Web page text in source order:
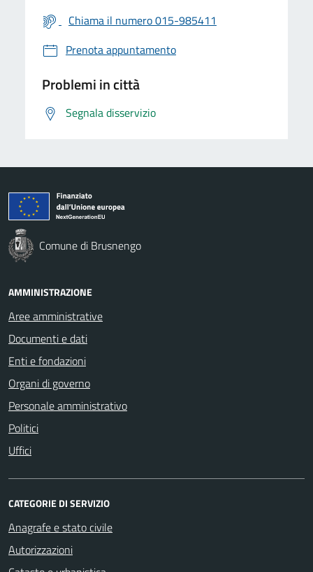
Chiama il numero 015-985411
Prenota appuntamento
Problemi in città
Segnala disservizio
Comune di Brusnengo
AMMINISTRAZIONE
Aree amministrative
Documenti e dati
Enti e fondazioni
Organi di governo
Personale amministrativo
Politici
Uffici
CATEGORIE DI SERVIZIO
Anagrafe e stato civile
Autorizzazioni